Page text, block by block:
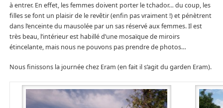
à entrer. En effet, les femmes doivent porter le tchador… du coup, les
filles se font un plaisir de le revêtir (enfin pas vraiment !) et pénètrent
dans l’enceinte du mausolée par un sas réservé aux femmes. Il est
très beau, l’intérieur est habillé d’une mosaïque de miroirs
étincelante, mais nous ne pouvons pas prendre de photos…
Nous finissons la journée chez Eram (en fait il s’agit du garden Eram).